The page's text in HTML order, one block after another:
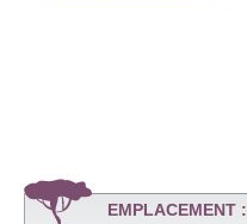
EMPLACEMENT :